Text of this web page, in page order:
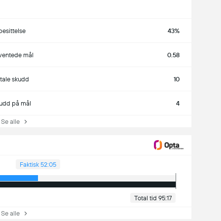
43%
mål 0.58
skudd 10
på mål 4
alle
Faktisk 52:05
Total tid 95:17
alle